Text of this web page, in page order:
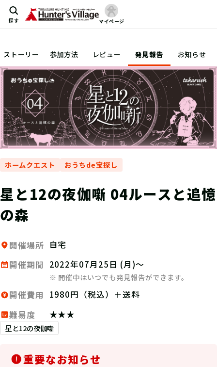
探す マイページ
ストーリー 参加方法 レビュー 発見報告 お知らせ
ホームクエスト おうちde宝探し
星と12の夜伽噺 04ルースと追憶
の森
開催場所 自宅
開催期間
2022年07月25日 (月)～
※ 開催中はいつでも発見報告ができます。
開催費用
1980円（税込）＋送料
難易度
★★★
星と12の夜伽噺
重要なお知らせ